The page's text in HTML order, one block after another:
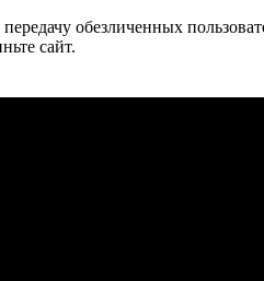
обезличенных
сайт.